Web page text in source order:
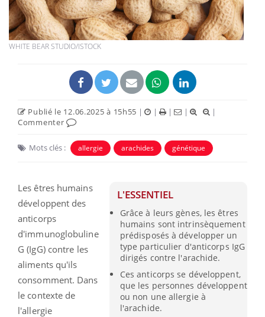
WHITE BEAR STUDIO/ISTOCK
Publié le 12.06.2025 à 15h55 | | | |
|
Commenter
Mots clés : allergie arachides génétique
L'ESSENTIEL
Grâce à leurs gènes, les êtres
humains sont intrinsèquement
prédisposés à développer un
type particulier d'anticorps IgG
dirigés contre l'arachide.
Ces anticorps se développent,
que les personnes développent
ou non une allergie à
l'arachide.
Les êtres humains
développent des
anticorps
d'immunoglobuline
G (IgG) contre les
aliments qu'ils
consomment. Dans
le contexte de
l'allergie